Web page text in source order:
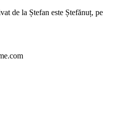
de la Ștefan este Ștefănuț, pe